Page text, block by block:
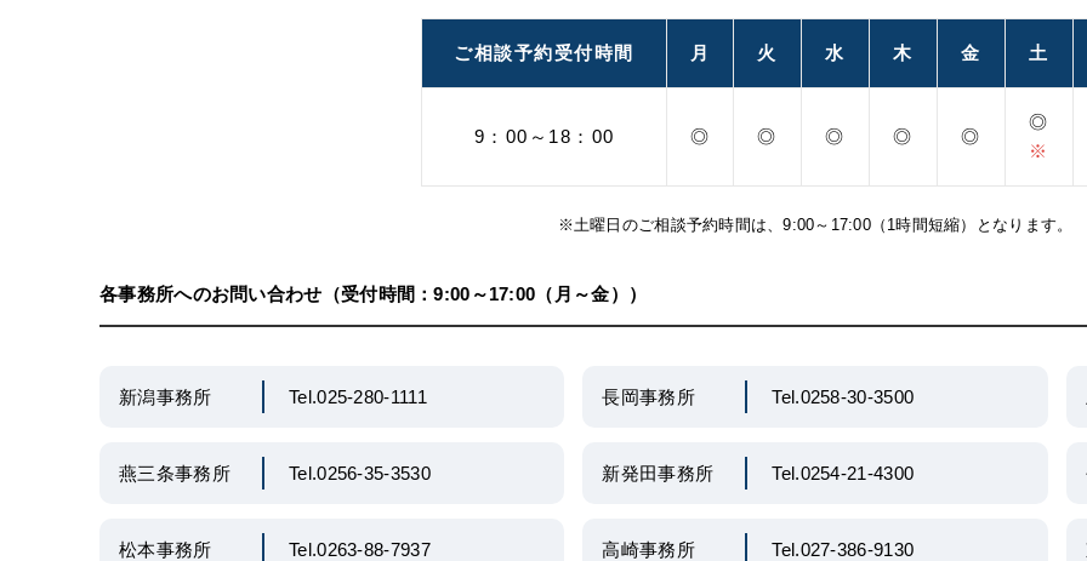
ご相談予約受付時間 月 火 水 木 金 土
9：00～18：00 ◎ ◎ ◎ ◎ ◎
◎
※
※土曜日のご相談予約時間は、9:00～17:00（1時間短縮）となります。
各事務所へのお問い合わせ（受付時間：9:00～17:00（月～金））
新潟事務所 Tel.025-280-1111 長岡事務所 Tel.0258-30-3500
燕三条事務所 Tel.0256-35-3530 新発田事務所 Tel.0254-21-4300
松本事務所 Tel.0263-88-7937 高崎事務所 Tel.027-386-9130